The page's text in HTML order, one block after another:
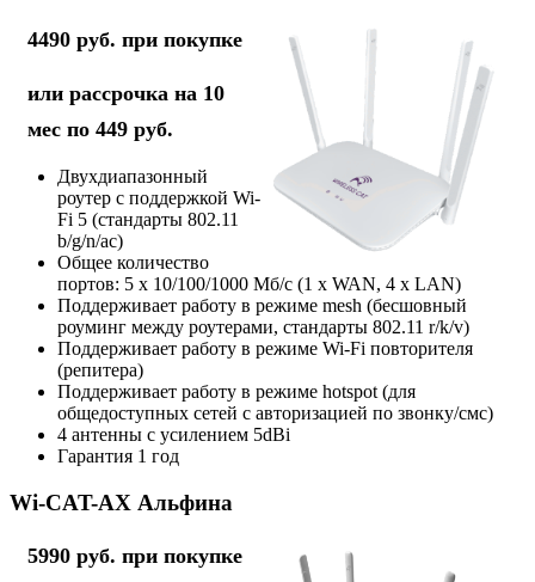
4490 руб. при покупке
или рассрочка на 10
мес по 449 руб.
Двухдиапазонный
роутер с поддержкой Wi-
Fi 5 (стандарты 802.11
b/g/n/ac)
Общее количество
портов: 5 х 10/100/1000 Мб/с (1 x WAN, 4 x LAN)
Поддерживает работу в режиме mesh (бесшовный
роуминг между роутерами, стандарты 802.11 r/k/v)
Поддерживает работу в режиме Wi-Fi повторителя
(репитера)
Поддерживает работу в режиме hotspot (для
общедоступных сетей с авторизацией по звонку/смс)
4 антенны с усилением 5dBi
Гарантия 1 год
Wi-CAT-AX Альфина
5990 руб. при покупке